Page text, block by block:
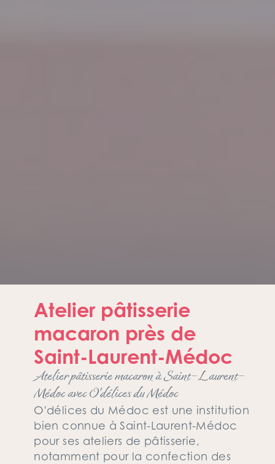
Atelier pâtisserie
macaron près de
Saint-Laurent-Médoc
Atelier pâtisserie macaron à Saint-Laurent-
Médoc avec O'délices du Médoc
O'délices du Médoc est une institution
bien connue à Saint-Laurent-Médoc
pour ses ateliers de pâtisserie,
notamment pour la confection des